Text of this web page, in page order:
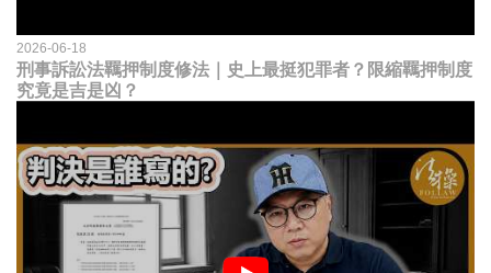
2026-06-18
刑事訴訟法羈押制度修法｜史上最挺犯罪者？限縮羈押制度
究竟是吉是凶？